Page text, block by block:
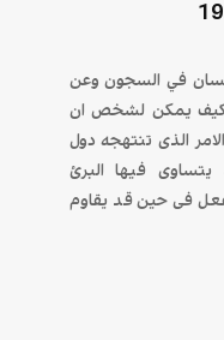
في السجون وعن
كیف یمكن لشخص ان
الذی تنتهجه دول
فیها البرئ
فی حین قد یقاوم